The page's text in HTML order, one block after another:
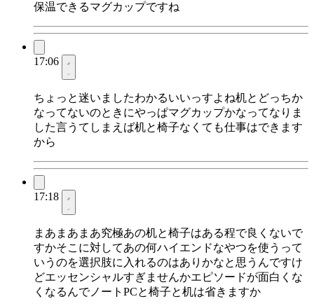
保温できるマグカップですね
17:06
ちょっと迷いましたわかるいいっすよね机とどっちか
なってないのときにやっぱマグカップかなってなりま
した言うてしまえば机と椅子なくても仕事はできます
から
17:18
まあまあまあ究極あの机と椅子はある程で良くないで
すかそこに対してあの何ハイエンドなやつを使うって
いうのを選択肢に入れるのはありかなと思うんですけ
どエッセンシャルすぎませんかエピソードが面白くな
くなるんでノートPCと椅子と机は省きますか